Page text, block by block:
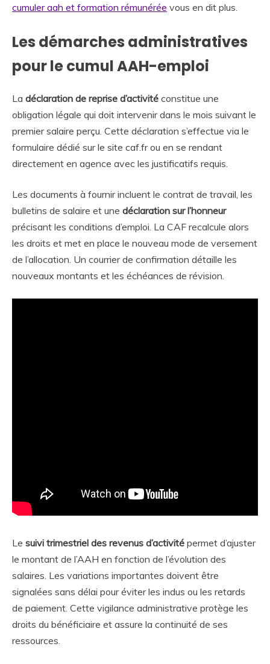
cumuler aah et formation rémunérée vous en dit plus.
Les démarches administratives
pour le cumul AAH-emploi
La déclaration de reprise d’activité constitue une
obligation légale qui doit intervenir dans le mois suivant le
premier salaire perçu. Cette déclaration s’effectue via le
formulaire dédié sur le site caf.fr ou en se rendant
directement en agence avec les justificatifs requis.
Les documents à fournir incluent le contrat de travail, les
bulletins de salaire et une déclaration sur l’honneur
précisant les conditions d’emploi. La CAF recalcule alors
les droits et met en place le nouveau mode de versement
de l’allocation. Un courrier de confirmation détaille les
nouveaux montants et les échéances de révision.
Le suivi trimestriel des revenus d’activité permet d’ajuster
le montant de l’AAH en fonction de l’évolution des
salaires. Les variations importantes doivent être
signalées sans délai pour éviter les indus ou les retards
de paiement. Cette vigilance administrative protège les
droits du bénéficiaire et assure la continuité de ses
ressources.